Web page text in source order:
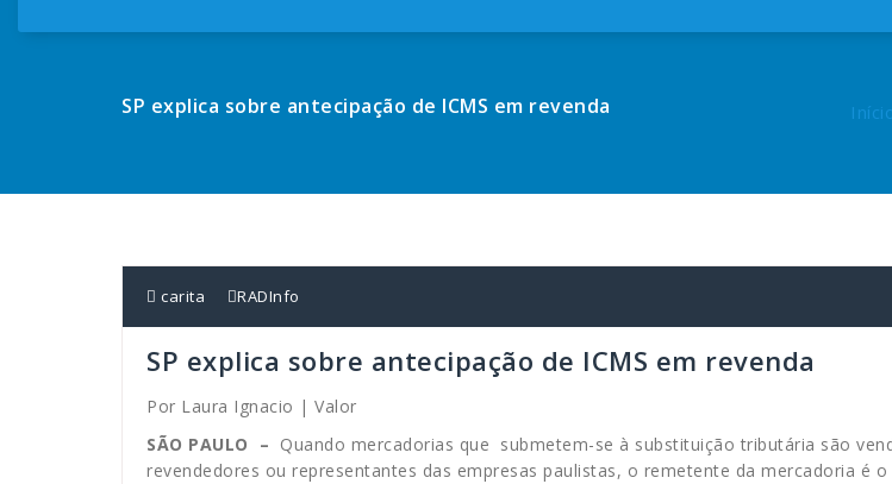
SP explica sobre antecipação de ICMS em revenda
carita RADInfo
SP explica sobre antecipação de ICMS em revenda
Por Laura Ignacio | Valor
SÃO PAULO – Quando mercadorias que submetem-se à substituição tributária são
revendedores ou representantes das empresas paulistas, o remetente da mercadoria é o